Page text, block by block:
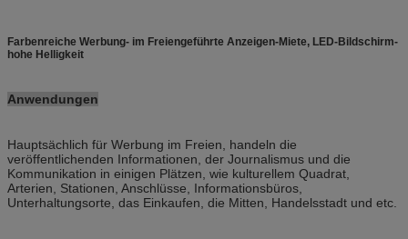
Farbenreiche Werbung- im Freiengeführte Anzeigen-Miete, LED-Bildschirm-
hohe Helligkeit
Anwendungen
Hauptsächlich für Werbung im Freien, handeln die
veröffentlichenden Informationen, der Journalismus und die
Kommunikation in einigen Plätzen, wie kulturellem Quadrat,
Arterien, Stationen, Anschlüsse, Informationsbüros,
Unterhaltungsorte, das Einkaufen, die Mitten, Handelsstadt und etc.